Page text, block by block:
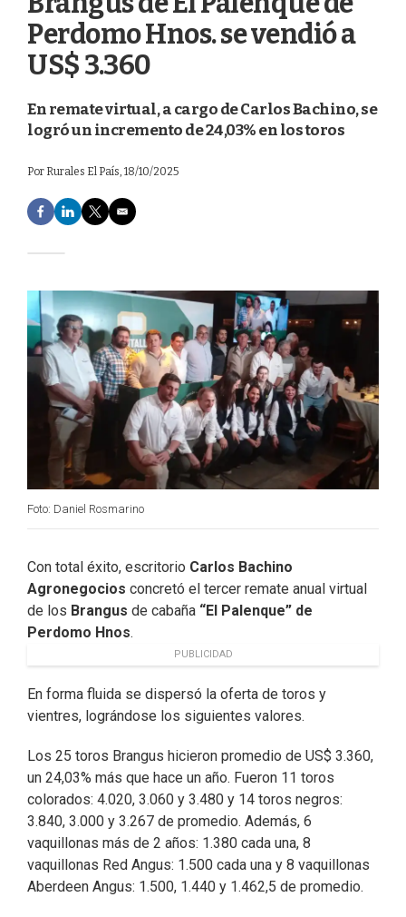
Perdomo Hnos. se vendió a
US$ 3.360
En remate virtual, a cargo de Carlos Bachino, se
logró un incremento de 24,03% en los toros
Por Rurales El País, 18/10/2025
F
a
e
o
o
k
L
i
d
I
n
T
w
e
r
E
m
Foto: Daniel Rosmarino
Con total éxito, escritorio Carlos Bachino
Agronegocios concretó el tercer remate anual virtual
de los Brangus de cabaña “El Palenque” de
Perdomo Hnos.
PUBLICIDAD
En forma fluida se dispersó la oferta de toros y
vientres, lográndose los siguientes valores.
Los 25 toros Brangus hicieron promedio de US$ 3.360,
un 24,03% más que hace un año. Fueron 11 toros
colorados: 4.020, 3.060 y 3.480 y 14 toros negros:
3.840, 3.000 y 3.267 de promedio. Además, 6
vaquillonas más de 2 años: 1.380 cada una, 8
vaquillonas Red Angus: 1.500 cada una y 8 vaquillonas
Aberdeen Angus: 1.500, 1.440 y 1.462,5 de promedio.